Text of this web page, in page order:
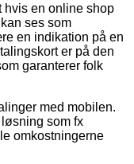
hvis en online shop
ses som
en indikation på en
er på den
garanterer folk
med mobilen.
som fx
omkostningerne